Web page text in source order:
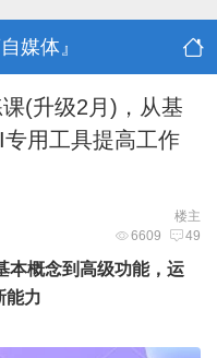
媒体』
(升级2月)，从基
用工具提高工作
楼主
6609 49
本概念到高级功能，运
能力